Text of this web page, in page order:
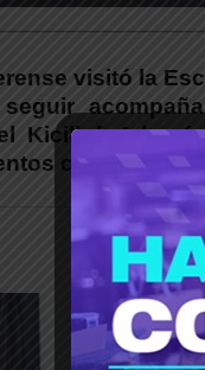
visitó la
Kicillof.
culturales